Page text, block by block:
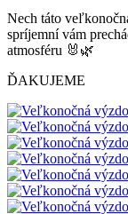
Nech táto
spríjemní vám
atmosféru 🐰🌿
ĎAKUJEME